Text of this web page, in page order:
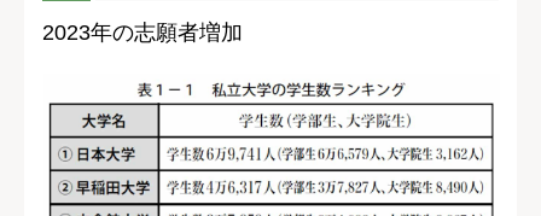
2023年の志願者増加